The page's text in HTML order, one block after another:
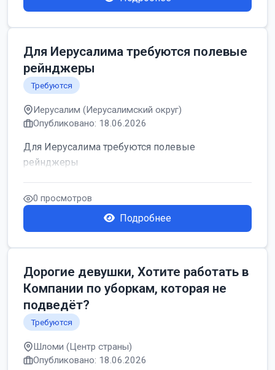
Для Иерусалима требуются полевые
рейнджеры
Требуются
Иерусалим (Иерусалимский округ)
Опубликовано: 18.06.2026
Для Иерусалима требуются полевые
рейнджеры
0 просмотров
Подробнее
Дорогие девушки, Хотите работать в
Компании по уборкам, которая не
подведёт?
Требуются
Шломи (Центр страны)
Опубликовано: 18.06.2026